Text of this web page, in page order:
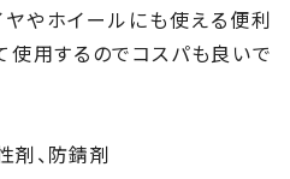
ヤやホイールにも使える便利
使用するのでコスパも良いで
剤、防錆剤